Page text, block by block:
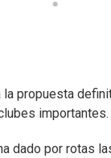
propuesta
importantes.
dado por rotas